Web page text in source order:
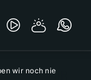
wir noch nie